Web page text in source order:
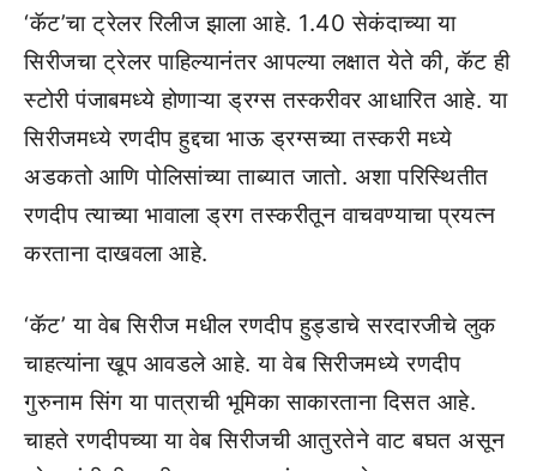
‘कॅट’चा ट्रेलर रिलीज झाला आहे. 1.40 सेकंदाच्या या
सिरीजचा ट्रेलर पाहिल्यानंतर आपल्या लक्षात येते की, कॅट ही
स्टोरी पंजाबमध्ये होणाऱ्या ड्रग्स तस्करीवर आधारित आहे. या
सिरीजमध्ये रणदीप हुद्दचा भाऊ ड्रग्सच्या तस्करी मध्ये
अडकतो आणि पोलिसांच्या ताब्यात जातो. अशा परिस्थितीत
रणदीप त्याच्या भावाला ड्रग तस्करीतून वाचवण्याचा प्रयत्न
करताना दाखवला आहे.
‘कॅट’ या वेब सिरीज मधील रणदीप हुड्डाचे सरदारजीचे लुक
चाहत्यांना खूप आवडले आहे. या वेब सिरीजमध्ये रणदीप
गुरुनाम सिंग या पात्राची भूमिका साकारताना दिसत आहे.
चाहते रणदीपच्या या वेब सिरीजची आतुरतेने वाट बघत असून